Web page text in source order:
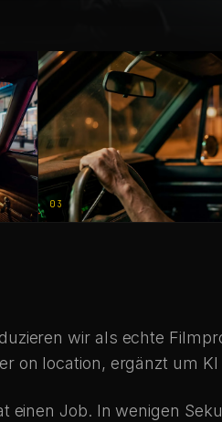
03
wir als echte
on location, ergänzt um
einen Job. In wenigen